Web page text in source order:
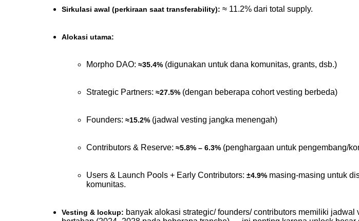
Sirkulasi awal (perkiraan saat transferability): ≈ 11.2% dari total supply.
Alokasi utama:
Morpho DAO: ≈35.4% (digunakan untuk dana komunitas, grants, dsb.)
Strategic Partners: ≈27.5% (dengan beberapa cohort vesting berbeda)
Founders: ≈15.2% (jadwal vesting jangka menengah)
Contributors & Reserve: ≈5.8% – 6.3% (penghargaan untuk pengembang/
Users & Launch Pools + Early Contributors: ±4.9% masing-masing untuk
komunitas.
Vesting & lockup: banyak alokasi strategic/ founders/ contributors memiliki jadwal